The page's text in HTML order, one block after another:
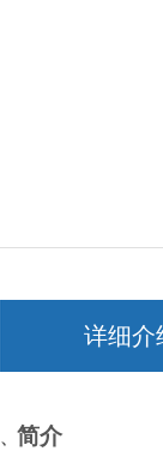
详细介
、 简介